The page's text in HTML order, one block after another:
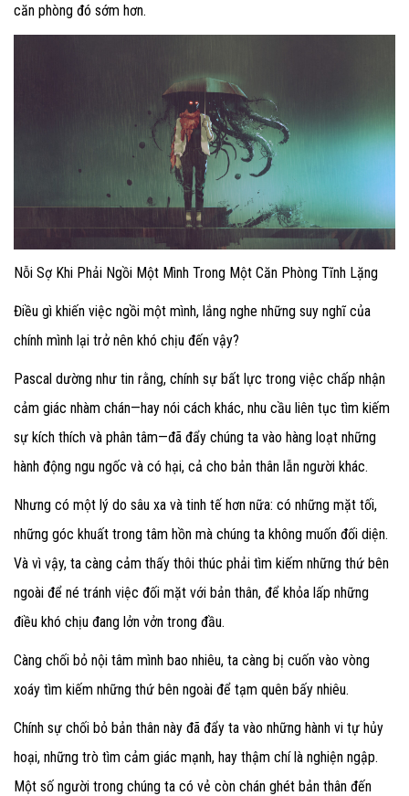
căn phòng đó sớm hơn.
Nỗi Sợ Khi Phải Ngồi Một Mình Trong Một Căn Phòng Tĩnh Lặng
Điều gì khiến việc ngồi một mình, lắng nghe những suy nghĩ của
chính mình lại trở nên khó chịu đến vậy?
Pascal dường như tin rằng, chính sự bất lực trong việc chấp nhận
cảm giác nhàm chán—hay nói cách khác, nhu cầu liên tục tìm kiếm
sự kích thích và phân tâm—đã đẩy chúng ta vào hàng loạt những
hành động ngu ngốc và có hại, cả cho bản thân lẫn người khác.
Nhưng có một lý do sâu xa và tinh tế hơn nữa: có những mặt tối,
những góc khuất trong tâm hồn mà chúng ta không muốn đối diện.
Và vì vậy, ta càng cảm thấy thôi thúc phải tìm kiếm những thứ bên
ngoài để né tránh việc đối mặt với bản thân, để khỏa lấp những
điều khó chịu đang lởn vởn trong đầu.
Càng chối bỏ nội tâm mình bao nhiêu, ta càng bị cuốn vào vòng
xoáy tìm kiếm những thứ bên ngoài để tạm quên bấy nhiêu.
Chính sự chối bỏ bản thân này đã đẩy ta vào những hành vi tự hủy
hoại, những trò tìm cảm giác mạnh, hay thậm chí là nghiện ngập.
Một số người trong chúng ta có vẻ còn chán ghét bản thân đến